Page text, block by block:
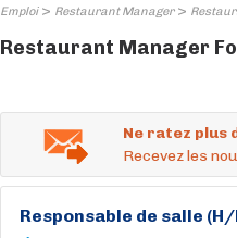
Emploi> Restaurant Manager>
Restaurant Manager
Ne ratez plus
Recevez les
Responsable de salle (H/